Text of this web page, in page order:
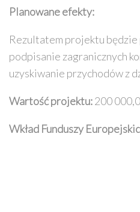
Planowane efekty:
Rezultatem projektu będzie
podpisanie zagranicznych
uzyskiwanie przychodów z
Wartość projektu:200
Wkład Funduszy